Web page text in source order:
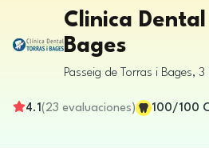
Clinica
Bages
Passeig de Torras i Bages, 3
4.1 ( 23 evaluaciones) 100/100